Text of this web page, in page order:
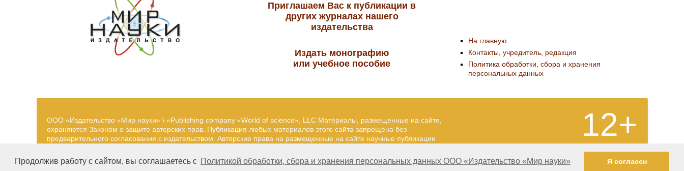
Продолжив работу с сайтом, вы соглашаетесь с Политикой обработки, сбора и хранения персональных данных ООО «Издательство «Мир науки» Я согласен
Приглашаем Вас к публикации в
других журналах нашего
издательства
Издать монографию
или учебное пособие
На главную
Контакты, учредитель, редакция
Политика обработки, сбора и хранения
персональных данных
ООО «Издательство «Мир науки» \ «Publishing company «World of science», LLC Материалы, размещенные на сайте,
охраняются Законом о защите авторских прав. Публикация любых материалов этого сайта запрещена без
предварительного согласования с издательством. Авторские права на размещенные на сайте научные публикации
12+